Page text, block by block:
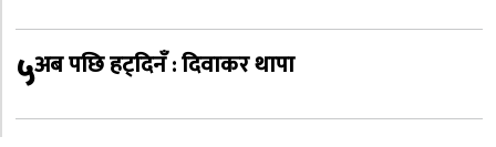
५अब पछि हट्दिनँ : दिवाकर थापा